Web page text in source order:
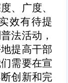
、广度、
效有待提
法活动，
提高干部
需要在宣
创新和完